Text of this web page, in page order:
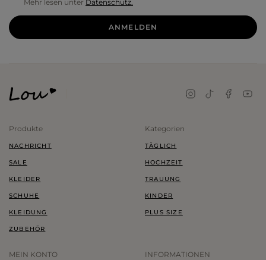
Mehr lesen unter Datenschutz.
ANMELDEN
Produkte
NACHRICHT
SALE
KLEIDER
SCHUHE
KLEIDUNG
ZUBEHÖR
Kategorien
TÄGLICH
HOCHZEIT
TRAUUNG
KINDER
PLUS SIZE
MEIN KONTO INFORMATIONEN